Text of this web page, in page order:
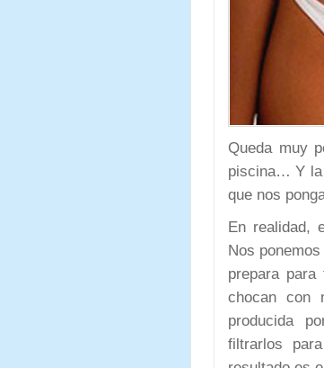
Queda muy
piscina… Y la
que nos
En realidad,
Nos
prepara
chocan con
producida
filtrarlos